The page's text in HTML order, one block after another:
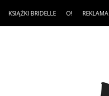
KSIĄŻKI BRIDELLE O! REKLAMA